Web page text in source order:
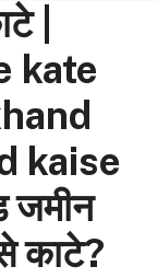
|
kate
kaise
जमीन
काटे?